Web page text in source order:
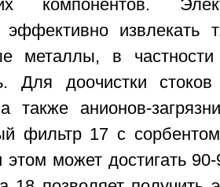
компонентов.
эффективно извлекать
металлы, в
Для доочистки
также анионов-
фильтр 17 с
этом может достигать